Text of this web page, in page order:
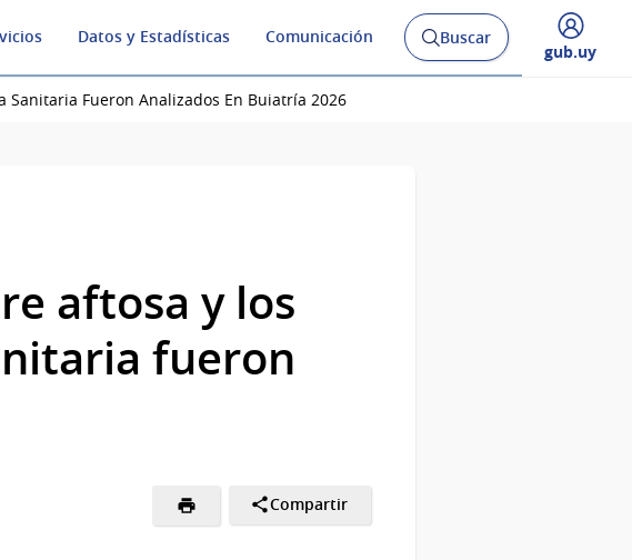
Datos y Estadísticas Comunicación
Abrir
buscador
Buscar
Desplegar
gub.uy
Sanitaria Fueron Analizados En Buiatría 2026
aftosa y los
fueron
Compartir